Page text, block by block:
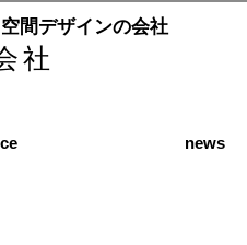
間デザインの会社
社
news